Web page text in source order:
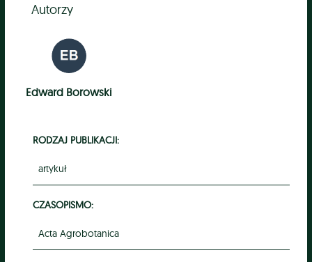
Autorzy
Edward Borowski
RODZAJ PUBLIKACJI:
artykuł
CZASOPISMO:
Acta Agrobotanica